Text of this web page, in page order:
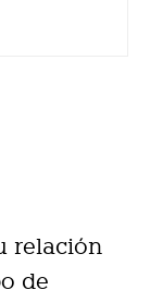
relación
de